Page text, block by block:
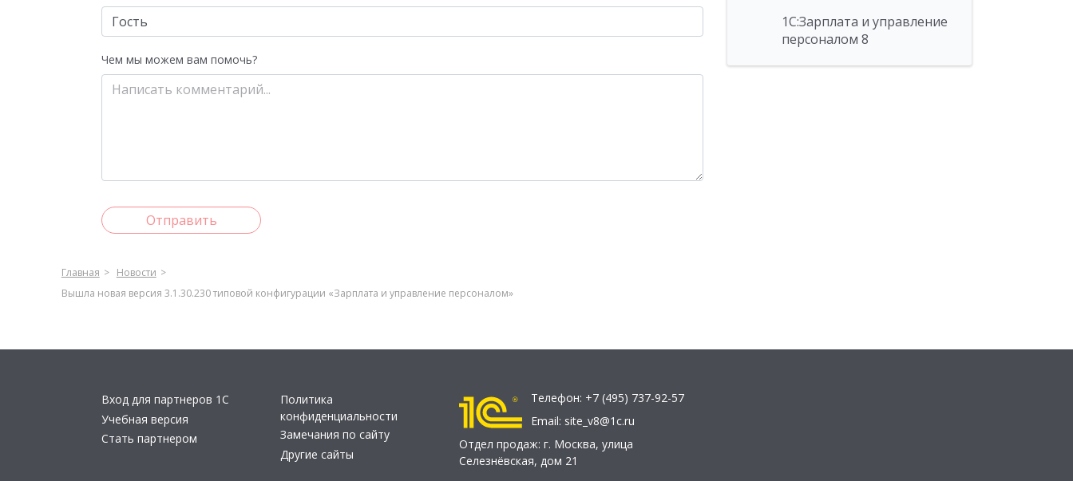
Чем мы можем вам помочь?
Отправить
1С:Зарплата и управление
персоналом 8
Главная
Новости
Вышла новая версия 3.1.30.230 типовой конфигурации «Зарплата и управление персоналом»
Вход для партнеров 1С
Учебная версия
Стать партнером
Политика
конфиденциальности
Замечания по сайту
Другие сайты
Телефон: +7 (495) 737-92-57
Email: site_v8@1c.ru
Отдел продаж: г. Москва, улица
Селезнёвская, дом 21